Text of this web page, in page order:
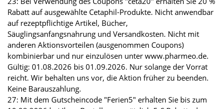
Rabatt auf ausgewählte Cetaphil-Produkte. Nicht anwendbar
auf rezeptpflichtige Artikel, Bücher,
Säuglingsanfangsnahrung und Versandkosten. Nicht mit
anderen Aktionsvorteilen (ausgenommen Coupons)
kombinierbar und nur einzulösen unter www.pharmeo.de.
Gültig: 01.08.2026 bis 01.09.2026. Nur solange der Vorrat
reicht. Wir behalten uns vor, die Aktion früher zu beenden.
Keine Barauszahlung.
27: Mit dem Gutscheincode "Ferien5" erhalten Sie bis zum